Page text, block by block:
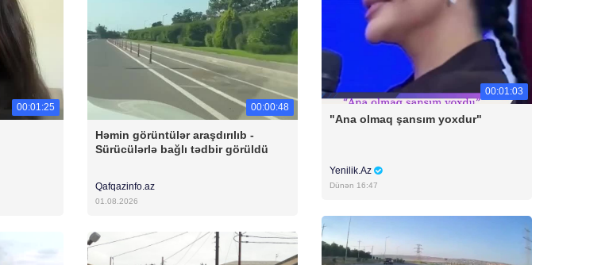
00:01:25 00:00:48
Həmin görüntülər araşdırılıb -
Sürücülərlə bağlı tədbir görüldü
Qafqazinfo.az
01.08.2026
00:01:03
"Ana olmaq şansım yoxdur"
Yenilik.Az
Dünən 16:47